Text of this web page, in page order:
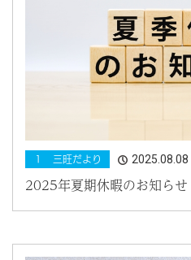
１ 三旺だより 2025.08.08
2025年夏期休暇のお知らせ